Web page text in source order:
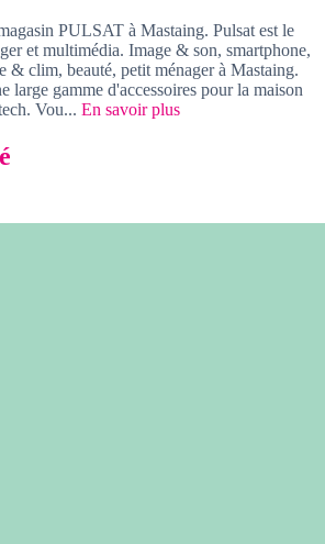
PULSAT à Mastaing. Pulsat est le
et multimédia. Image & son, smartphone,
& clim, beauté, petit ménager à Mastaing.
large gamme d'accessoires pour la maison
Vou... En savoir plus